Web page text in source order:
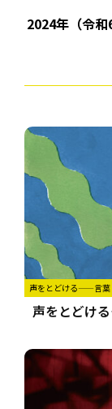
2024年（令
声をとどける——言葉
声をとどけ